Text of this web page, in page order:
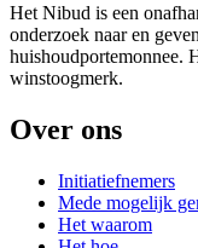
Het Nibud is een
onderzoek naar en
huishoudportemonnee.
winstoogmerk.
Over ons
Initiatiefnemers
Mede mogelijk
Het waarom